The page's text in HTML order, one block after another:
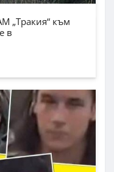
„Тракия“ към
в